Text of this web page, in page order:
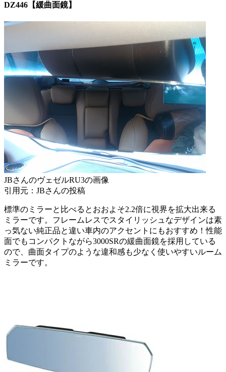
DZ446【緩曲面鏡】
JBさんのヴェゼルRU3の画像
引用元：JBさんの投稿
標準のミラーと比べるとおおよそ2.2倍に視界を拡大出来る
ミラーです。フレームレスでスタイリッシュなデザインは素
っ気ない純正品と違い車内のアクセントにもおすすめ！性能
面でもコンパクトながら3000SRの緩曲面鏡を採用している
ので、曲面タイプのような違和感も少なく使いやすいルーム
ミラーです。